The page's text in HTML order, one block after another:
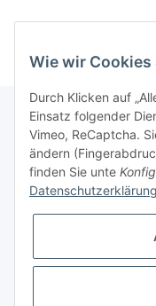
Informationen
Gesetzliche
Wie wir Cookies
Durch Klicken auf
Einsatz folgender
Vimeo, ReCaptcha.
ändern
finden Sie unte
Datenschutzerklärung